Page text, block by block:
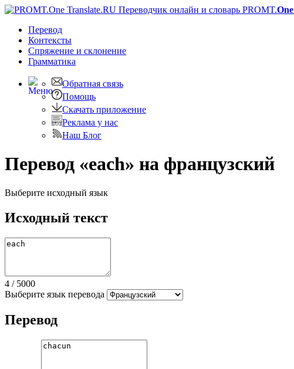
PROMT.One
Перевод
Контексты
Спряжение и склонение
Грамматика
Обратная связь
Помощь
Скачать приложение
Реклама у нас
Наш Блог
Перевод «each» на французский
Выберите исходный язык
Исходный текст
4 / 5000
Выберите язык перевода
Перевод